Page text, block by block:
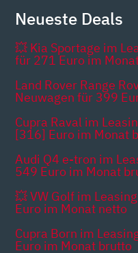
Neueste Deals
💥 Kia Sportage im
für 271 Euro im
Land Rover Range
Neuwagen für 399
Cupra Raval im
[316] Euro im Monat
Audi Q4 e-tron im
549 Euro im Monat
💥 VW Golf im
Euro im Monat netto
Cupra Born im
Euro im Monat brutto